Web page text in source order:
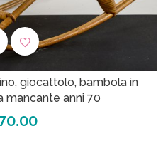
giocattolo, bambola in
mancante anni 70